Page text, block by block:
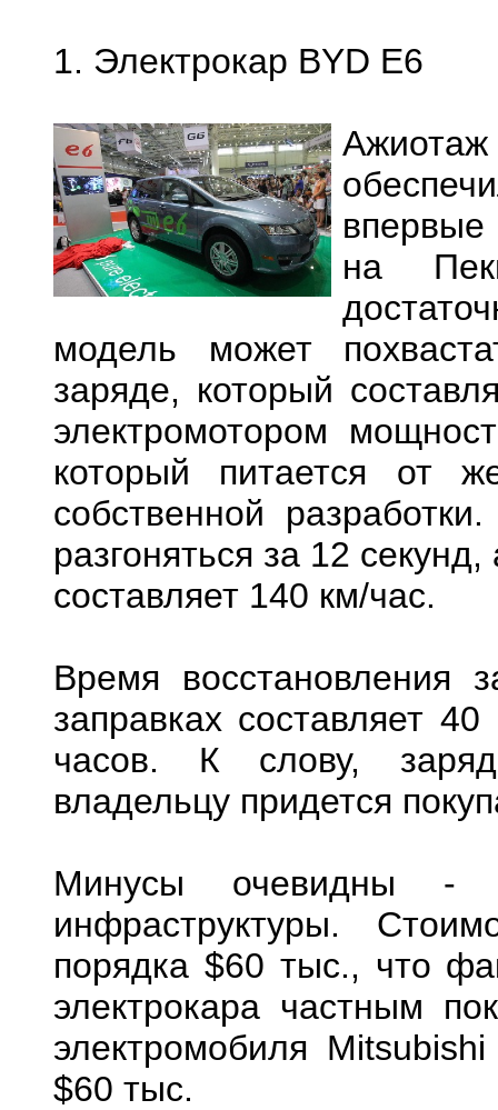
1. Электрокар BYD E6
впервые
на
модель может
заряде, который
электромотором
который питается от
собственной
разгоняться за 12
составляет 140 км/час.
Время восстановления
заправках составляет
часов. К слову,
владельцу придется
Минусы очевидны -
инфраструктуры.
порядка $60 тыс., что
электрокара частным
электромобиля
$60 тыс.